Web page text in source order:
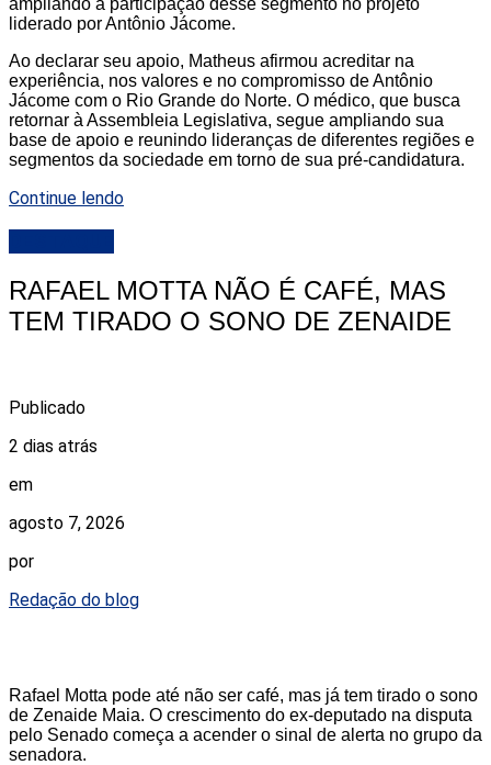
ampliando a participação desse segmento no projeto
liderado por Antônio Jácome.
Ao declarar seu apoio, Matheus afirmou acreditar na
experiência, nos valores e no compromisso de Antônio
Jácome com o Rio Grande do Norte. O médico, que busca
retornar à Assembleia Legislativa, segue ampliando sua
base de apoio e reunindo lideranças de diferentes regiões e
segmentos da sociedade em torno de sua pré-candidatura.
Continue lendo
RAFAEL MOTTA NÃO É CAFÉ, MAS
TEM TIRADO O SONO DE ZENAIDE
Publicado
2 dias atrás
em
agosto 7, 2026
por
Redação do blog
Rafael Motta pode até não ser café, mas já tem tirado o sono
de Zenaide Maia. O crescimento do ex-deputado na disputa
pelo Senado começa a acender o sinal de alerta no grupo da
senadora.